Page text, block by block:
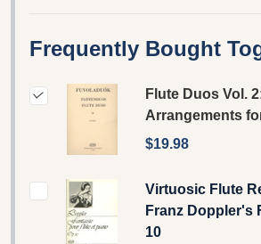
Frequently Bought
Flute Duos Vol.
Arrangements
$19.98
Virtuosic Flute
Franz Doppler's
10